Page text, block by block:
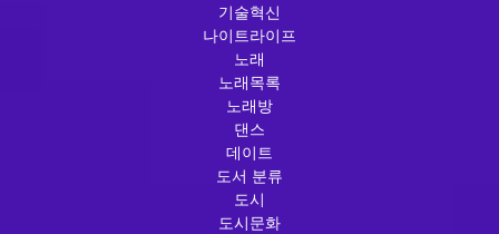
기술혁신
나이트라이프
노래
노래목록
노래방
댄스
데이트
도서 분류
도시
도시문화